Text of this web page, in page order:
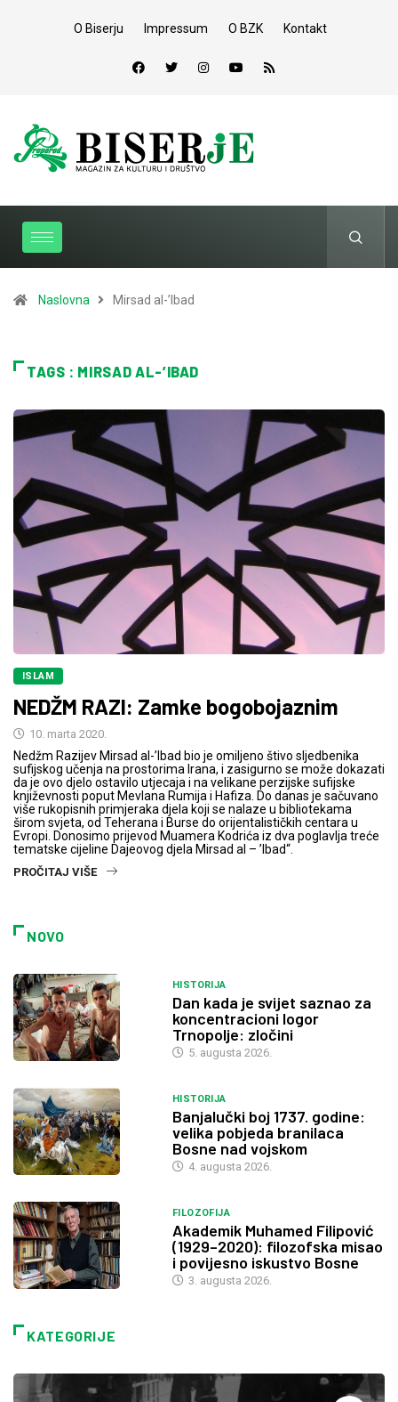
O Biserju Impressum O BZK Kontakt
Naslovna Mirsad al-’Ibad
TAGS : MIRSAD AL-’IBAD
ISLAM
NEDŽM RAZI: Zamke bogobojaznim
10. marta 2020.
Nedžm Razijev Mirsad al-’Ibad bio je omiljeno štivo sljedbenika
sufijskog učenja na prostorima Irana, i zasigurno se može dokazati
da je ovo djelo ostavilo utjecaja i na velikane perzijske sufijske
književnosti poput Mevlana Rumija i Hafiza. Do danas je sačuvano
više rukopisnih primjeraka djela koji se nalaze u bibliotekama
širom svjeta, od Teherana i Burse do orijentalističkih centara u
Evropi. Donosimo prijevod Muamera Kodrića iz dva poglavlja treće
tematske cijeline Dajeovog djela Mirsad al – ’Ibad“.
PROČITAJ VIŠE
NOVO
HISTORIJA
Dan kada je svijet saznao za
koncentracioni logor
Trnopolje: zločini
5. augusta 2026.
HISTORIJA
Banjalučki boj 1737. godine:
velika pobjeda branilaca
Bosne nad vojskom
4. augusta 2026.
FILOZOFIJA
Akademik Muhamed Filipović
(1929–2020): filozofska misao
i povijesno iskustvo Bosne
3. augusta 2026.
KATEGORIJE